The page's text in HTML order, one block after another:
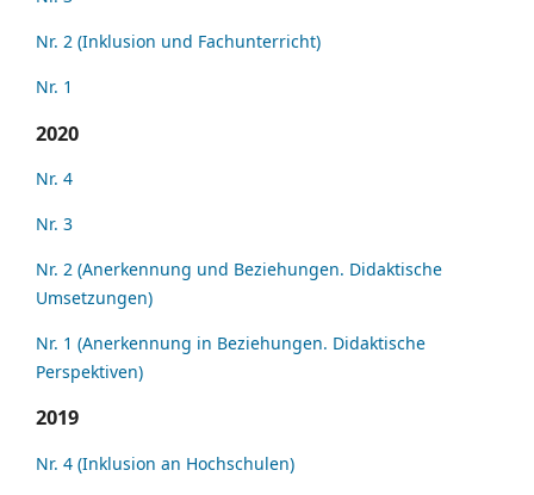
Nr. 2 (Inklusion und Fachunterricht)
Nr. 1
2020
Nr. 4
Nr. 3
Nr. 2 (Anerkennung und Beziehungen. Didaktische
Umsetzungen)
Nr. 1 (Anerkennung in Beziehungen. Didaktische
Perspektiven)
2019
Nr. 4 (Inklusion an Hochschulen)